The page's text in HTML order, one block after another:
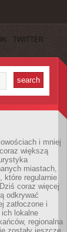
TWITTER
i mniej
większą
miastach,
które regularnie
coraz więcej
odkrywać
zatłoczone i
lokalne
regionalna